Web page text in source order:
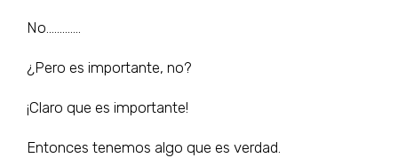
No………….
¿Pero es importante, no?
¡Claro que es importante!
Entonces tenemos algo que es verdad.